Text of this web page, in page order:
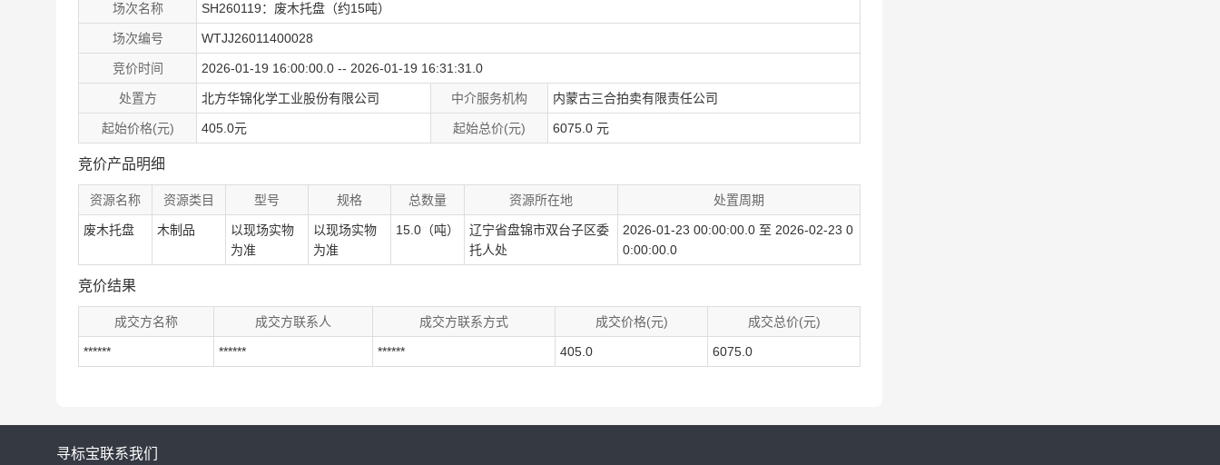
场次名称 SH260119：废木托盘（约15吨）
场次编号 WTJJ26011400028
竞价时间 2026-01-19 16:00:00.0 -- 2026-01-19 16:31:31.0
处置方 北方华锦化学工业股份有限公司 中介服务机构 内蒙古三合拍卖有限责任公司
起始价格(元) 405.0元 起始总价(元) 6075.0 元
竞价产品明细
资源名称 资源类目 型号 规格 总数量 资源所在地 处置周期
废木托盘 木制品
以现场实物
为准
以现场实物
为准
15.0（吨）
辽宁省盘锦市双台子区委
托人处
2026-01-23 00:00:00.0 至 2026-02-23 0
0:00:00.0
竞价结果
成交方名称 成交方联系人 成交方联系方式 成交价格(元) 成交总价(元)
****** ****** ****** 405.0 6075.0
寻标宝联系我们